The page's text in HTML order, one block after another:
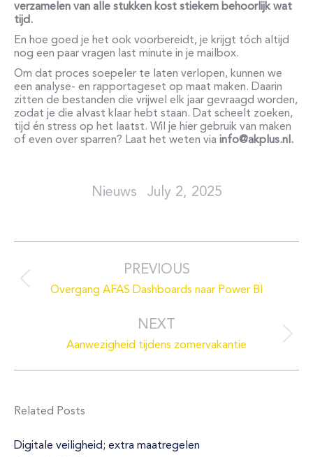
verzamelen van alle stukken kost stiekem behoorlijk wat
tijd.
En hoe goed je het ook voorbereidt, je krijgt tóch altijd
nog een paar vragen last minute in je mailbox.
Om dat proces soepeler te laten verlopen, kunnen we
een analyse- en rapportageset op maat maken. Daarin
zitten de bestanden die vrijwel elk jaar gevraagd worden,
zodat je die alvast klaar hebt staan. Dat scheelt zoeken,
tijd én stress op het laatst. Wil je hier gebruik van maken
of even over sparren? Laat het weten via info@akplus.nl.
July 2, 2025
PREVIOUS
Previous
post:
Overgang AFAS Dashboards naar Power BI
NEXT
post:
Aanwezigheid tijdens zomervakantie
Related Posts
Digitale veiligheid; extra maatregelen